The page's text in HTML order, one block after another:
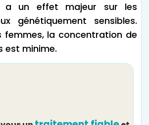
a un effet majeur sur les
génétiquement sensibles.
femmes, la concentration de
est minime.